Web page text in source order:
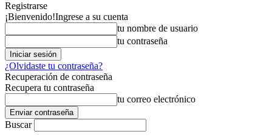
Registrarse
¡Bienvenido!Ingrese a su cuenta
tu nombre de usuario
tu contraseña
¿Olvidaste tu contraseña?
Recuperación de contraseña
Recupera tu contraseña
tu correo electrónico
Buscar